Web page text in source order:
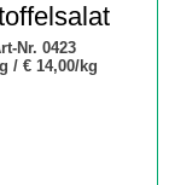
Nr. 0423
g /€ 14,00/kg